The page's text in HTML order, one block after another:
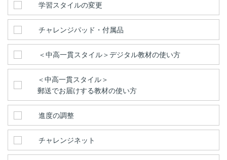
学習スタイルの変更
チャレンジパッド・付属品
＜中高一貫スタイル＞デジタル教材の使い方
＜中高一貫スタイル＞
郵送でお届けする教材の使い方
進度の調整
チャレンジネット